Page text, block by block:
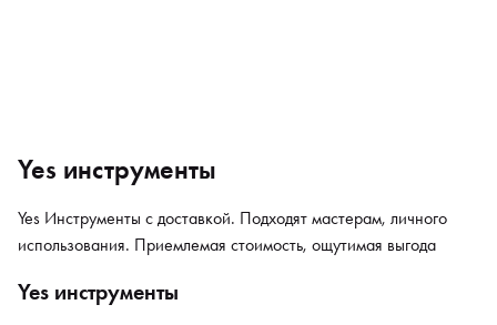
Yes инструменты
Yes Инструменты с доставкой. Подходят мастерам, личного
использования. Приемлемая стоимость, ощутимая выгода
Yes инструменты